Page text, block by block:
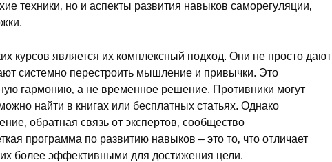
техники‚ но и аспекты развития навыков саморегуляции‚
курсов является их комплексный подход. Они не просто дают
системно перестроить мышление и привычки. Это
гармонию‚ а не временное решение. Противники могут
найти в книгах или бесплатных статьях. Однако
обратная связь от экспертов‚ сообщество
программа по развитию навыков – это то‚ что отличает
более эффективными для достижения цели.